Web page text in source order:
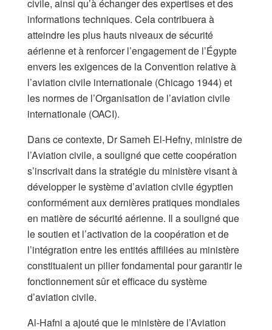
civile, ainsi qu’à échanger des expertises et des
informations techniques. Cela contribuera à
atteindre les plus hauts niveaux de sécurité
aérienne et à renforcer l’engagement de l’Égypte
envers les exigences de la Convention relative à
l’aviation civile internationale (Chicago 1944) et
les normes de l’Organisation de l’aviation civile
internationale (OACI).
Dans ce contexte, Dr Sameh El-Hefny, ministre de
l’Aviation civile, a souligné que cette coopération
s’inscrivait dans la stratégie du ministère visant à
développer le système d’aviation civile égyptien
conformément aux dernières pratiques mondiales
en matière de sécurité aérienne. Il a souligné que
le soutien et l’activation de la coopération et de
l’intégration entre les entités affiliées au ministère
constituaient un pilier fondamental pour garantir le
fonctionnement sûr et efficace du système
d’aviation civile.
Al-Hafni a ajouté que le ministère de l’Aviation